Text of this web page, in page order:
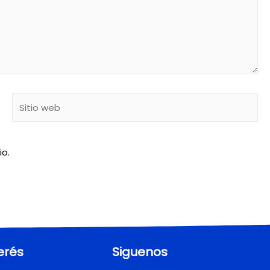
Siguenos